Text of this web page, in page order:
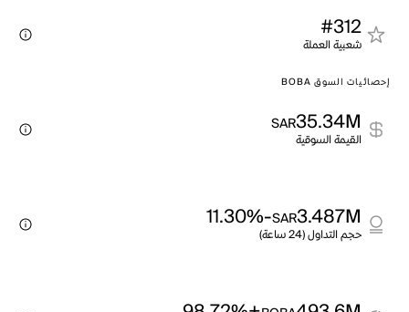
#312
شعبية العملة
إحصائيات السوق BOBA
35.34M
SAR
القيمة السوقية
3.487M
SAR
-11.30%
حجم التداول (24 ساعة)